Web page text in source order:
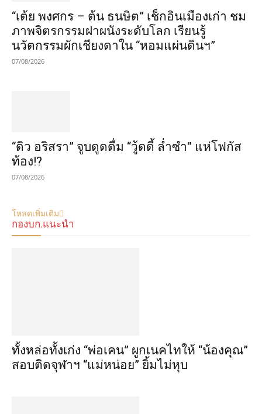
“เต้ย พงศกร – ต้น ธนษิต” เช็กอินเมืองเก่า ชม
ภาพจิตรกรรมฝาผนังระดับโลก เรียนรู้
นวัตกรรมผักเชียงดาใน “หอมแผ่นดินฯ”
07/08/2026
“ดิว อริสรา” จูบดูดดื่ม “วู้ดดี้ ล่ำซำ” แห่โฟกัส
ท้อง!?
07/08/2026
โหลดเพิ่มเติม
กองบก.แนะนำ
ทั้งหล่อทั้งเก่ง “พ่อเคน” ผูกเนคไทให้ “น้องคุณ”
สอบติดจุฬาฯ “แม่หน่อย” ยิ้มไม่หุบ